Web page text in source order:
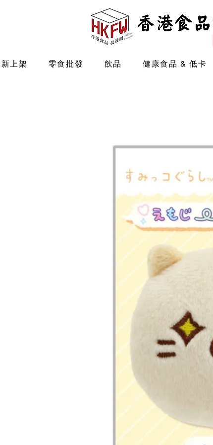
上架 零食批發 飲品 健康食品 & 低卡